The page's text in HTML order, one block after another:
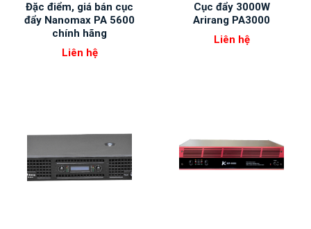
Đặc điểm, giá bán cục
đẩy Nanomax PA 5600
chính hãng
Liên hệ
Cục đẩy 3000W
Arirang PA3000
Liên hệ